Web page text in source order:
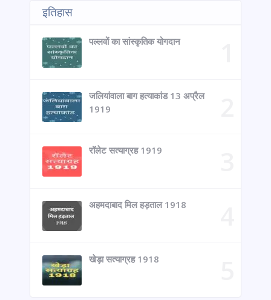
इतिहास
पल्लवों का सांस्कृतिक योगदान
जलियांवाला बाग हत्याकांड 13 अप्रैल
1919
रॉलेट सत्याग्रह 1919
अहमदाबाद मिल हड़ताल 1918
खेड़ा सत्याग्रह 1918